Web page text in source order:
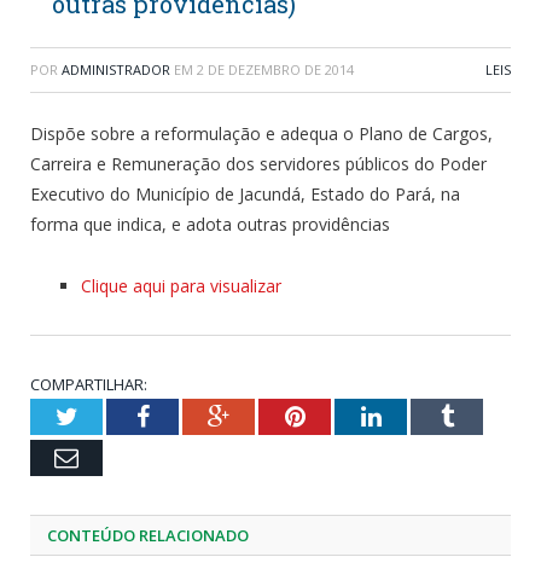
POR ADMINISTRADOR EM 2 DE DEZEMBRO DE 2014 LEIS
Dispõe sobre a reformulação e adequa o Plano de Cargos,
Carreira e Remuneração dos servidores públicos do Poder
Executivo do Município de Jacundá, Estado do Pará, na
forma que indica, e adota outras providências
Clique aqui para visualizar
COMPARTILHAR:
TwitterFacebookGoogle+PinterestLinkedInTumblr
Email
CONTEÚDO RELACIONADO